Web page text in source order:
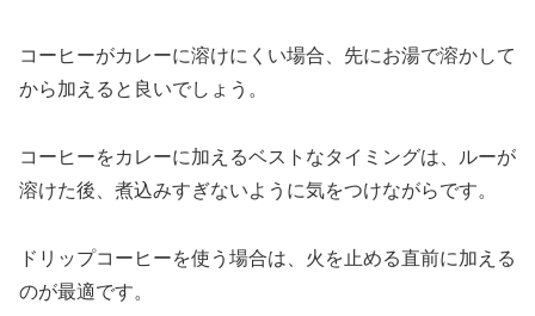
コーヒーがカレーに溶けにくい場合、先にお湯で溶かして
から加えると良いでしょう。
コーヒーをカレーに加えるベストなタイミングは、ルーが
溶けた後、煮込みすぎないように気をつけながらです。
ドリップコーヒーを使う場合は、火を止める直前に加える
のが最適です。